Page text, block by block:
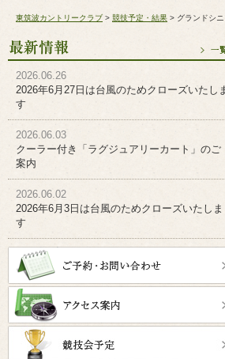
東筑波カントリークラブ > 競技予定・結果 > グランドシ
2026.06.26
2026年6月27日は台風のためクローズいたし
す
2026.06.03
クーラー付き「ラグジュアリーカート」のご
案内
2026.06.02
2026年6月3日は台風のためクローズいたしま
す